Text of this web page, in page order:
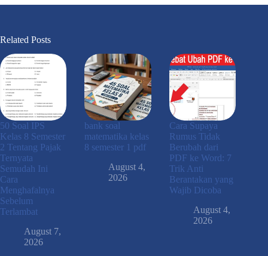
Related Posts
50 Soal IPS
Kelas 8 Semester
2 Tentang Pajak
Ternyata
Semudah Ini
Cara
Menghafalnya
Sebelum
Terlambat
August 7,
2026
bank soal
matematika kelas
8 semester 1 pdf
August 4,
2026
Cara Supaya
Rumus Tidak
Berubah dari
PDF ke Word: 7
Trik Anti
Berantakan yang
Wajib Dicoba
August 4,
2026